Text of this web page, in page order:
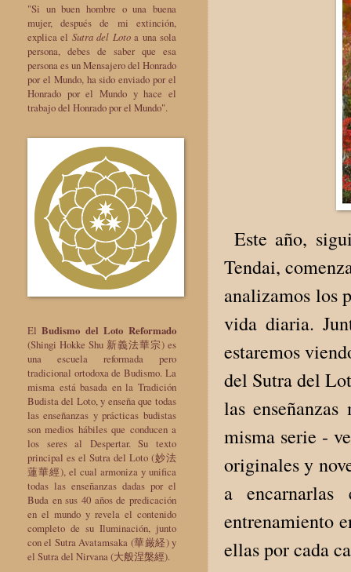
Este año,
Tendai,
analizamos los
vida diaria.
estaremos
del Sutra del
las
misma serie -
originales y
a
entrenamiento
ellas por cada
"Si un buen hombre o una buena
mujer, después de mi extinción,
explica el Sutra del Lotoa una sola
persona, debes de saber que esa
persona es un Mensajero del Honrado
por el Mundo, ha sido enviado por el
Honrado por el Mundo y hace el
trabajo del Honrado por el Mundo".
ElBudismo del Loto Reformado
(Shingi Hokke Shu 新義法華宗) es
una escuela reformada pero
tradicional ortodoxa de Budismo. La
misma está basada en la Tradición
Budista del Loto, y enseña que todas
las enseñanzas y prácticas budistas
son medios hábiles que conducen a
los seres al Despertar. Su texto
principal es el Sutra del Loto (妙法
蓮華經), el cual armoniza y unifica
todas las enseñanzas dadas por el
Buda en sus 40 años de predicación
en el mundo y revela el contenido
completo de su Iluminación, junto
con el Sutra Avatamsaka (華厳経) y
el Sutra del Nirvana (大般涅槃經).